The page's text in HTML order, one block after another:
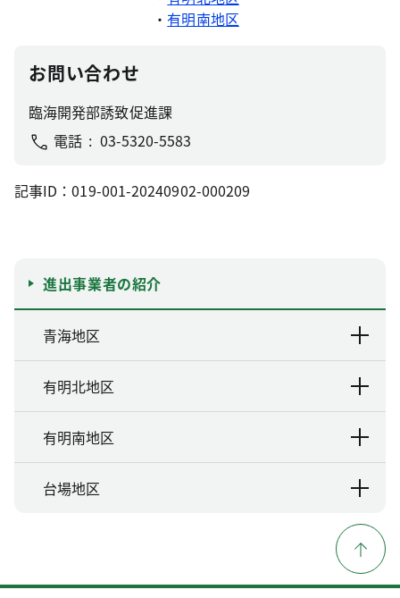
・ 有明南地区
お問い合わせ
臨海開発部誘致促進課
電話
03-5320-5583
記事ID：019-001-20240902-000209
進出事業者の紹介
青海地区
有明北地区
有明南地区
台場地区